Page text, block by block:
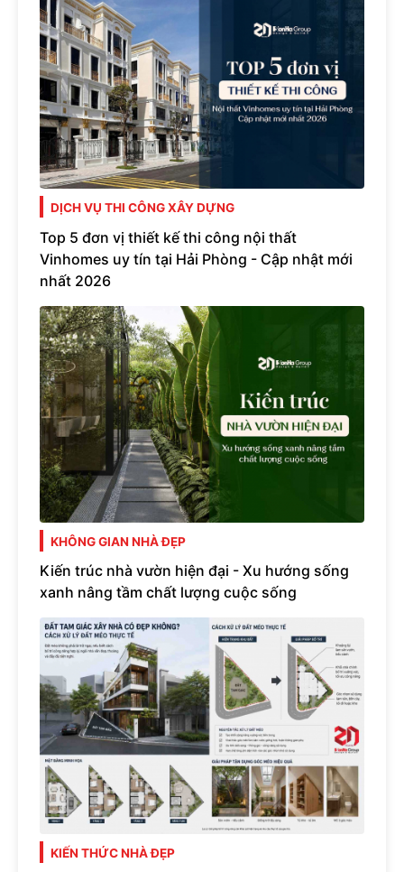
DỊCH VỤ THI CÔNG XÂY DỰNG
Top 5 đơn vị thiết kế thi công nội thất
Vinhomes uy tín tại Hải Phòng - Cập nhật mới
nhất 2026
KHÔNG GIAN NHÀ ĐẸP
Kiến trúc nhà vườn hiện đại - Xu hướng sống
xanh nâng tầm chất lượng cuộc sống
KIẾN THỨC NHÀ ĐẸP